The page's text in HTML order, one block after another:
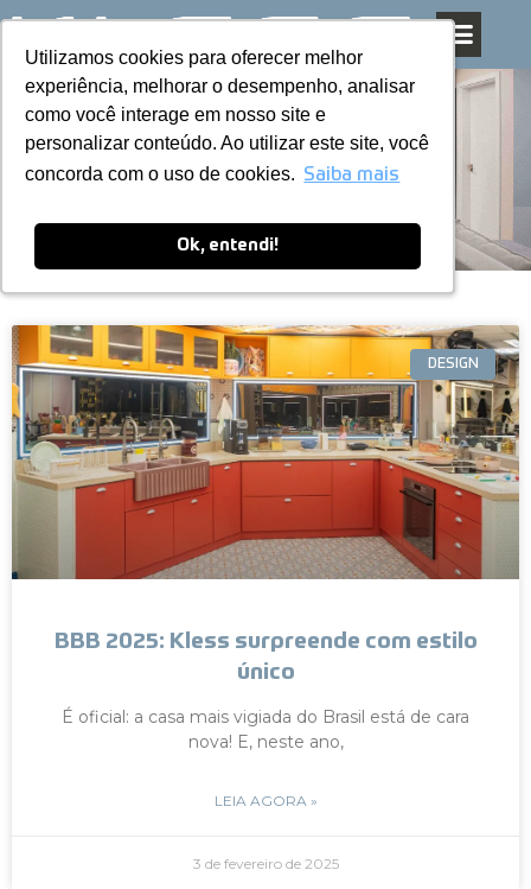
Utilizamos cookies para oferecer melhor
experiência, melhorar o desempenho, analisar
como você interage em nosso site e
personalizar conteúdo. Ao utilizar este site, você
concorda com o uso de cookies. Saiba mais
Ok, entendi!
Utilizamos cookies para oferecer melhor
experiência, melhorar o desempenho, analisar
como você interage em nosso site e
personalizar conteúdo. Ao utilizar este site, você
concorda com o uso de cookies. Saiba mais
Ok, entendi!
Pular
para
o
conteúdo
Blog
DESIGN
BBB 2025: Kless surpreende com estilo
único
É oficial: a casa mais vigiada do Brasil está de cara
nova! E, neste ano,
LEIA AGORA »
3 de fevereiro de 2025